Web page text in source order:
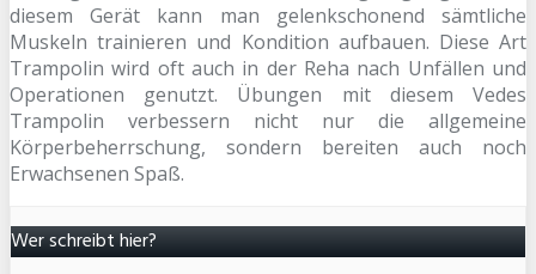
diesem Gerät kann man gelenkschonend sämtliche
Muskeln trainieren und Kondition aufbauen. Diese Art
Trampolin wird oft auch in der Reha nach Unfällen und
Operationen genutzt. Übungen mit diesem Vedes
Trampolin verbessern nicht nur die allgemeine
Körperbeherrschung, sondern bereiten auch noch
Erwachsenen Spaß.
Wer schreibt hier?